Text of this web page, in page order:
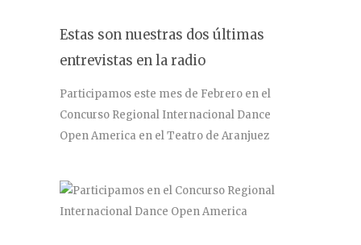
Estas son nuestras dos últimas
entrevistas en la radio
Participamos este mes de Febrero en el
Concurso Regional Internacional Dance
Open America en el Teatro de Aranjuez